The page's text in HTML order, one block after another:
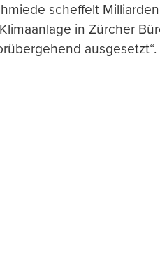
scheffelt
in Zürcher
ausgesetzt“.